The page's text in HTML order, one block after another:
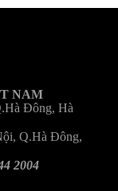
NAM
Đông, Hà
Q.Hà Đông,
2004